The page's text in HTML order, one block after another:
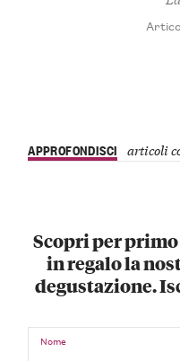
APPROFONDISCI articoli
Scopri per
in regalo la
degustazione.
Nome